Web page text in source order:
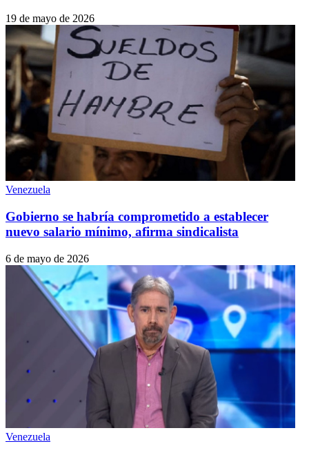
19 de mayo de 2026
Venezuela
Gobierno se habría comprometido a establecer
nuevo salario mínimo, afirma sindicalista
6 de mayo de 2026
Venezuela